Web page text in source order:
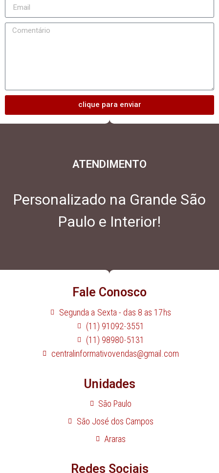
clique para enviar
ATENDIMENTO
Personalizado na Grande São
Paulo e Interior!
Fale Conosco
Segunda a Sexta - das 8 as 17hs
(11) 91092-3551
(11) 98980-5131
centralinformativovendas@gmail.com
Unidades
São Paulo
São José dos Campos
Araras
Redes Sociais